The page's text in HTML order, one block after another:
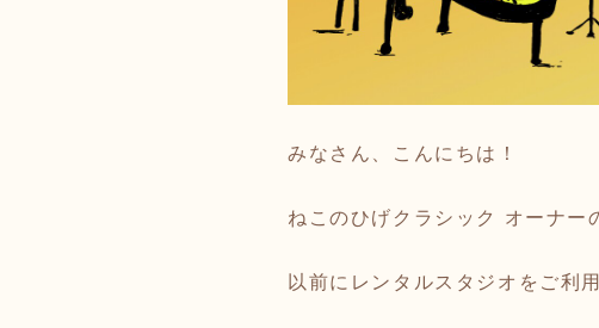
みなさん、こんにちは！
ねこのひげクラシック オーナー
以前にレンタルスタジオをご利